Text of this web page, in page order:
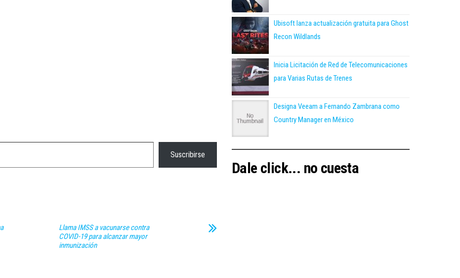
Suscribirse
Llama IMSS a vacunarse contra
COVID-19 para alcanzar mayor
inmunización
Ubisoft lanza actualización gratuita para Ghost
Recon Wildlands
Inicia Licitación de Red de Telecomunicaciones
para Varias Rutas de Trenes
Designa Veeam a Fernando Zambrana como
Country Manager en México
Dale click... no cuesta